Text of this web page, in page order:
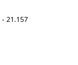
- 21.157